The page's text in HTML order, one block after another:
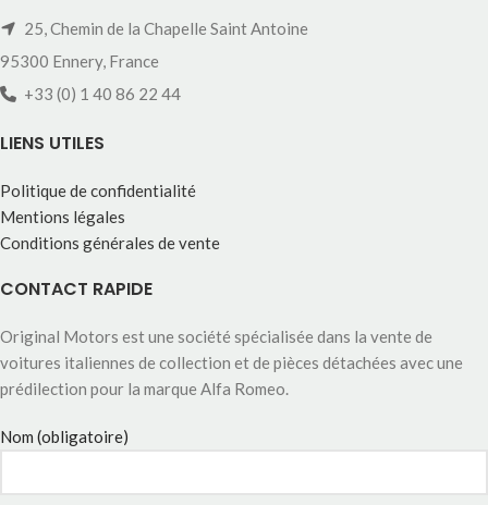
25, Chemin de la Chapelle Saint Antoine
95300 Ennery, France
+33 (0) 1 40 86 22 44
LIENS UTILES
Politique de confidentialité
Mentions légales
Conditions générales de vente
CONTACT RAPIDE
Original Motors est une société spécialisée dans la vente de
voitures italiennes de collection et de pièces détachées avec une
prédilection pour la marque Alfa Romeo.
Nom (obligatoire)